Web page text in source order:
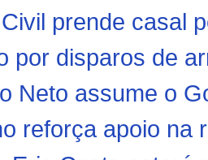
prende casal
por disparos de
Neto assume o
reforça apoio na